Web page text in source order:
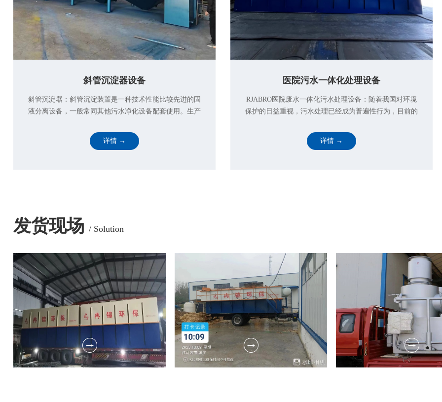
医院污水一体化处理设备
RJABRO医院废水一体化污水处理设备：随着我国对环境
保护的日益重视，污水处理已经成为普遍性行为，目前的
偏低，为了保···
详情 →
实验室小型一体化污水处理设备
实验室小型一体化污水处理设备主要应用于学校实验室废
水处理、检测室废水处理、研究室废水处理。
详情 →
发货现场 / Solution